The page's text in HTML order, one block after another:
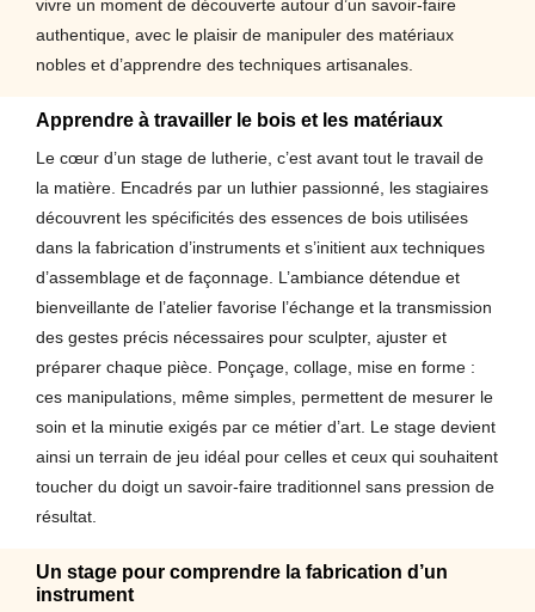
vivre un moment de découverte autour d’un savoir-faire
authentique, avec le plaisir de manipuler des matériaux
nobles et d’apprendre des techniques artisanales.
Apprendre à travailler le bois et les matériaux
Le cœur d’un stage de lutherie, c’est avant tout le travail de
la matière. Encadrés par un luthier passionné, les stagiaires
découvrent les spécificités des essences de bois utilisées
dans la fabrication d’instruments et s’initient aux techniques
d’assemblage et de façonnage. L’ambiance détendue et
bienveillante de l’atelier favorise l’échange et la transmission
des gestes précis nécessaires pour sculpter, ajuster et
préparer chaque pièce. Ponçage, collage, mise en forme :
ces manipulations, même simples, permettent de mesurer le
soin et la minutie exigés par ce métier d’art. Le stage devient
ainsi un terrain de jeu idéal pour celles et ceux qui souhaitent
toucher du doigt un savoir-faire traditionnel sans pression de
résultat.
Un stage pour comprendre la fabrication d’un
instrument